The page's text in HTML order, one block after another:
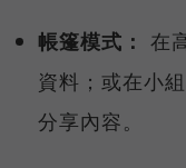
帳篷模式： 在
資料；或在小
分享內容。